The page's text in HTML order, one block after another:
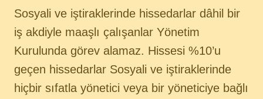
Sosyali ve iştiraklerinde hissedarlar dâhil bir
iş akdiyle maaşlı çalışanlar Yönetim
Kurulunda görev alamaz. Hissesi %10’u
geçen hissedarlar Sosyali ve iştiraklerinde
hiçbir sıfatla yönetici veya bir yöneticiye bağlı